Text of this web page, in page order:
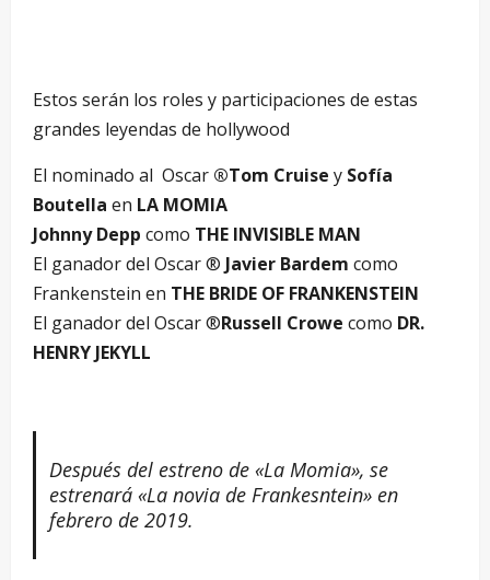
Estos serán los roles y participaciones de estas
grandes leyendas de hollywood
El nominado al Oscar ®Tom Cruise y Sofía
Boutella en LA MOMIA
Johnny Depp como THE INVISIBLE MAN
El ganador del Oscar ® Javier Bardem como
Frankenstein en THE BRIDE OF FRANKENSTEIN
El ganador del Oscar ®Russell Crowe como DR.
HENRY JEKYLL
Después del estreno de «La Momia», se
estrenará «La novia de Frankesntein» en
febrero de 2019.